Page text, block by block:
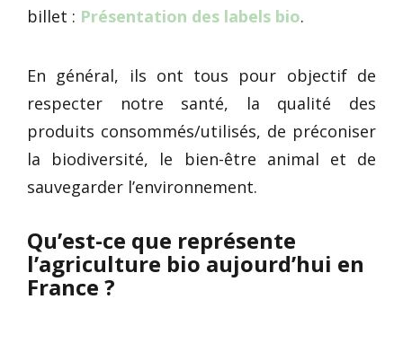
billet : Présentation des labels bio.
En général, ils ont tous pour objectif de
respecter notre santé, la qualité des
produits consommés/utilisés, de préconiser
la biodiversité, le bien-être animal et de
sauvegarder l’environnement.
Qu’est-ce que représente
l’agriculture bio aujourd’hui en
France ?